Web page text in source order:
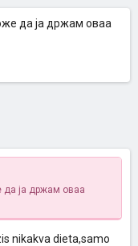
да ја држам оваа
ја држам оваа
nikakva dieta,samo